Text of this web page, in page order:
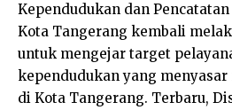
Kependudukan dan
Kota Tangerang kembali
untuk mengejar target
kependudukan yang
di Kota Tangerang. Terbaru,